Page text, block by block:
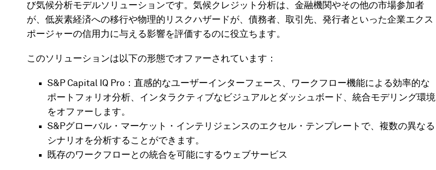
び気候分析モデルソリューションです。気候クレジット分析は、金融機関やその他の市場参加者
が、低炭素経済への移行や物理的リスクハザードが、債務者、取引先、発行者といった企業エクス
ポージャーの信用力に与える影響を評価するのに役立ちます。
このソリューションは以下の形態でオファーされています：
S&P Capital IQ Pro：直感的なユーザーインターフェース、ワークフロー機能による効率的な
ポートフォリオ分析、インタラクティブなビジュアルとダッシュボード、統合モデリング環境
をオファーします。
S&Pグローバル・マーケット・インテリジェンスのエクセル・テンプレートで、複数の異なる
シナリオを分析することができます。
既存のワークフローとの統合を可能にするウェブサービス